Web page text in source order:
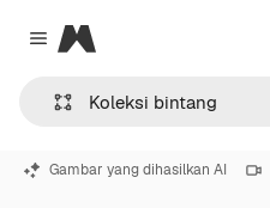
Close menu
Magnific
Gambar yang dihasilkan AI